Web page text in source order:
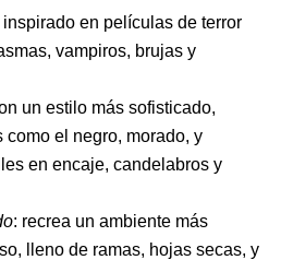
inspirado en películas de terror
vampiros, brujas y
un estilo más sofisticado,
como el negro, morado, y
en encaje, candelabros y
: recrea un ambiente más
lleno de ramas, hojas secas, y